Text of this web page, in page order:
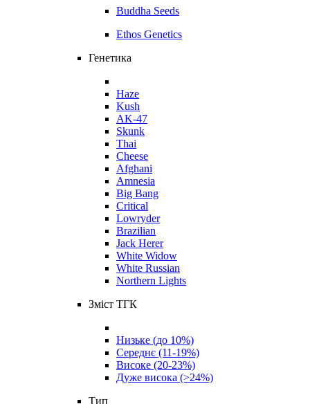
Buddha Seeds
Ethos Genetics
Генетика
Haze
Kush
AK-47
Skunk
Thai
Cheese
Afghani
Amnesia
Big Bang
Critical
Lowryder
Brazilian
Jack Herer
White Widow
White Russian
Northern Lights
Зміст ТГК
Низьке (до 10%)
Середнє (11-19%)
Високе (20-23%)
Дуже висока (>24%)
Тип